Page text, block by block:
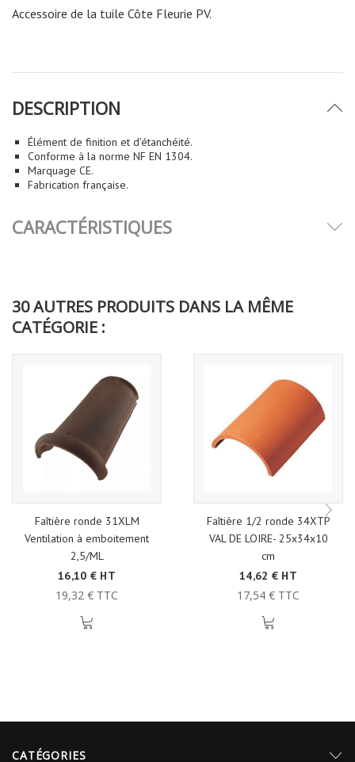
Accessoire de la tuile Côte Fleurie PV.
DESCRIPTION
Élément de finition et d'étanchéité.
Conforme à la norme NF EN 1304.
Marquage CE.
Fabrication française.
CARACTÉRISTIQUES
30 AUTRES PRODUITS DANS LA MÊME
CATÉGORIE :
Faîtière ronde 31XLM
Ventilation à emboitement
2,5/ML
16,10 € HT
19,32 € TTC
Faîtière 1/2 ronde 34XTP
VAL DE LOIRE- 25x34x10
cm
14,62 € HT
17,54 € TTC
CATÉGORIES